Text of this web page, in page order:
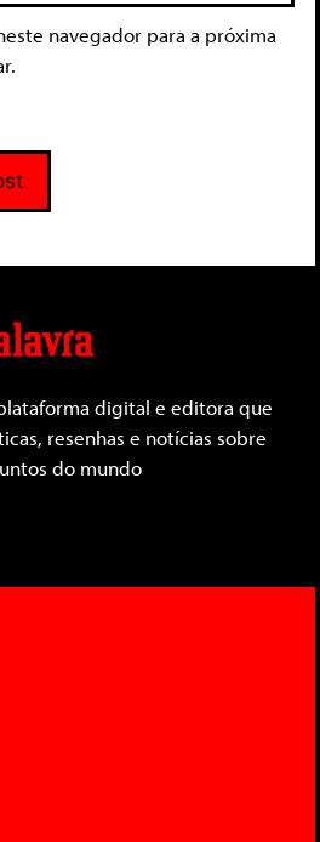
navegador para a próxima
digital e editora que
resenhas e notícias sobre
do mundo